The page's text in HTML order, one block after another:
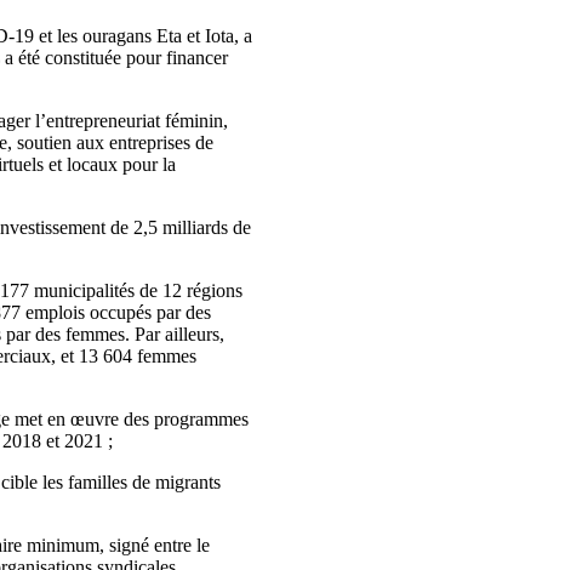
19 et les ouragans Eta et Iota, a
été constituée pour financer
l’entrepreneuriat féminin,
soutien aux entreprises de
et locaux pour la
de 2,5 milliards de
municipalités de 12 régions
emplois occupés par des
des femmes. Par ailleurs,
et 13 604 femmes
met en œuvre des programmes
et 2021 ;
les familles de migrants
minimum, signé entre le